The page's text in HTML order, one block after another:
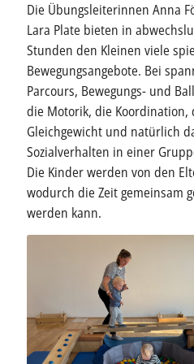
Die Übungsleiterinnen Anna
Lara Plate bieten in
Stunden den Kleinen viele
Bewegungsangebote. Bei
Parcours, Bewegungs- und
die Motorik, die Koordination,
Gleichgewicht und natürlich
Sozialverhalten in einer
Die Kinder werden von den
wodurch die Zeit gemeinsam
werden kann.